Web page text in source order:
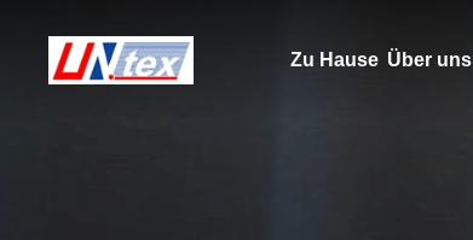
Zu Hause Über uns